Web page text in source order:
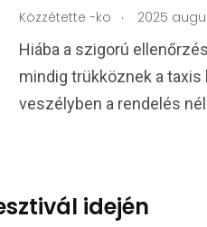
Közzétette -ko . 2025
Hiába a szigorú
mindig trükköznek a taxis
veszélyben a rendelés
idején